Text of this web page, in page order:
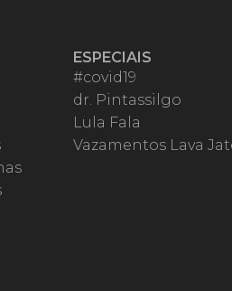
ESPECIAIS
#covid19
dr. Pintassilgo
Lula Fala
Vazamentos Lava